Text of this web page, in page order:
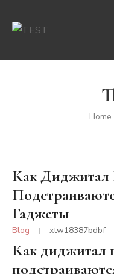
Home
Как
Гаджеты
Blog xtw18387bdbf
Как диджитал